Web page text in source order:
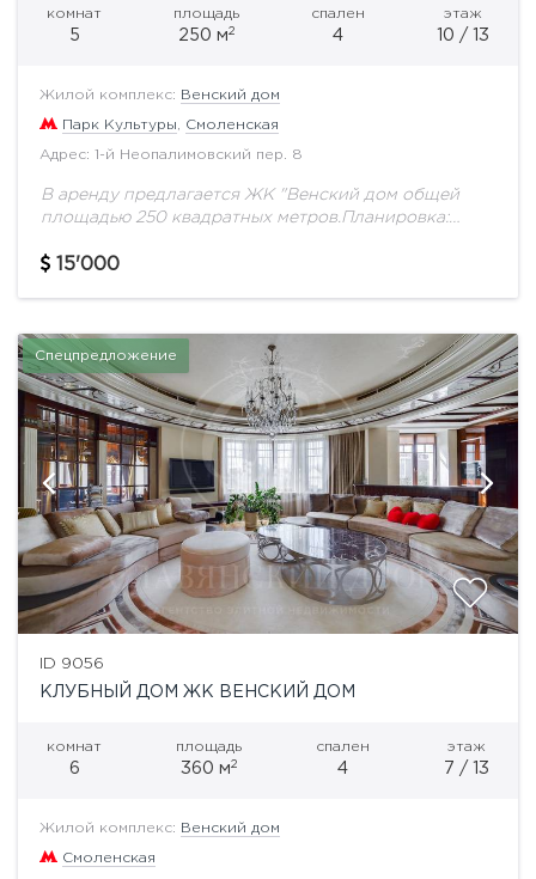
комнат
5
площадь
250 м2
спален
4
этаж
10 / 13
Жилой комплекс: Венский дом
Парк Культуры Смоленская
Адрес: 1-й Неопалимовский пер. 8
В аренду предлагается ЖК "Венский дом общей
площадью 250 квадратных метров.Планировка:
Квартира полностью оборудована всё необходимой
15'000
Спецпредложение
ID 9056
КЛУБНЫЙ ДОМ ЖК ВЕНСКИЙ ДОМ
комнат
6
площадь
360 м2
спален
4
этаж
7 / 13
Жилой комплекс: Венский дом
Смоленская